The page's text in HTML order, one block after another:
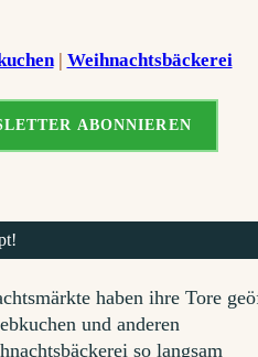
| Weihnachtsbäckerei
ABONNIEREN
haben ihre Tore
und anderen
so langsam